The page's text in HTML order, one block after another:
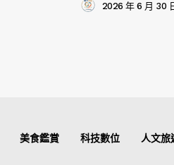
2026 年 6 月 30
美食鑑賞 科技數位 人文旅